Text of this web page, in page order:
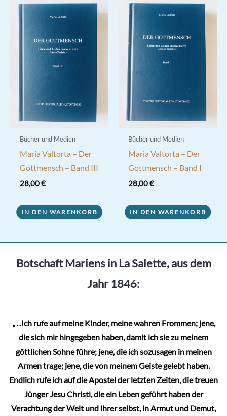
Bücher und Medien
Maria Valtorta – Der
Gottmensch – Band III
28,00€
IN DEN WARENKORB
Bücher und Medien
Maria Valtorta – Der
Gottmensch – Band I
28,00€
IN DEN WARENKORB
Botschaft Mariens in La Salette, aus dem
Jahr 1846:
„...Ich rufe auf meine Kinder, meine wahren Frommen; jene,
die sich mir hingegeben haben, damit ich sie zu meinem
göttlichen Sohne führe; jene, die ich sozusagen in meinen
Armen trage; jene, die von meinem Geiste gelebt haben.
Endlich rufe ich auf die Apostel der letzten Zeiten, die treuen
Jünger Jesu Christi, die ein Leben geführt haben der
Verachtung der Welt und ihrer selbst, in Armut und Demut,